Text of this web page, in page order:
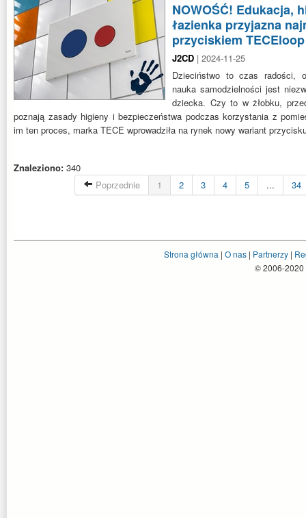
NOWOŚĆ! Edukacja,
łazienka przyjazna
przyciskiem TECEloop
J2CD | 2024-11-25
Dzieciństwo to czas radości,
nauka samodzielności jest
dziecka. Czy to w żłobku,
poznają zasady higieny i bezpieczeństwa podczas korzystania z
im ten proces, marka TECE wprowadziła na rynek nowy wariant
Znaleziono: 340
Poprzednie
1 2 3 4 5 ... 34
Strona główna | O nas| Partnerzy|
© 2006-2020